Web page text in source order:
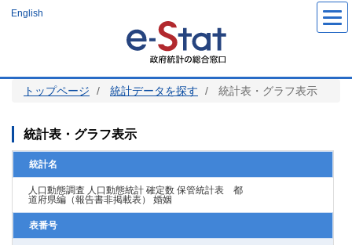
ツ
English
トップページ 統計データを探す 統計表・グラフ表示
統計表・グラフ表示
統計名
人口動態調査 人口動態統計 確定数 保管統計表 都
道府県編（報告書非掲載表） 婚姻
表番号